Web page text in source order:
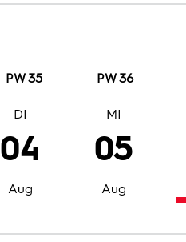
PW 35 PW 36
04
Aug
DI
05
Aug
MI